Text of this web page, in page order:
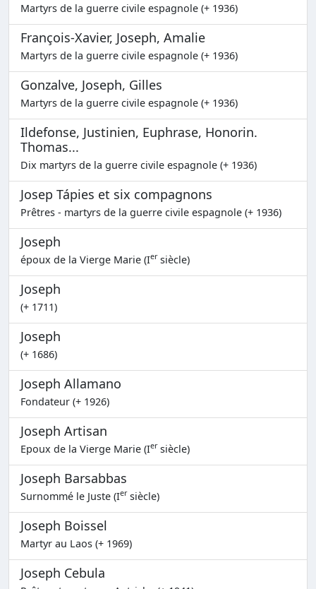
Martyrs de la guerre civile espagnole (+ 1936)
François-Xavier, Joseph, Amalie
Martyrs de la guerre civile espagnole (+ 1936)
Gonzalve, Joseph, Gilles
Martyrs de la guerre civile espagnole (+ 1936)
Ildefonse, Justinien, Euphrase, Honorin.
Thomas...
Dix martyrs de la guerre civile espagnole (+ 1936)
Josep Tápies et six compagnons
Prêtres - martyrs de la guerre civile espagnole (+ 1936)
Joseph
époux de la Vierge Marie (Iersiècle)
Joseph
(+ 1711)
Joseph
(+ 1686)
Joseph Allamano
Fondateur (+ 1926)
Joseph Artisan
Epoux de la Vierge Marie (Iersiècle)
Joseph Barsabbas
Surnommé le Juste (Iersiècle)
Joseph Boissel
Martyr au Laos (+ 1969)
Joseph Cebula